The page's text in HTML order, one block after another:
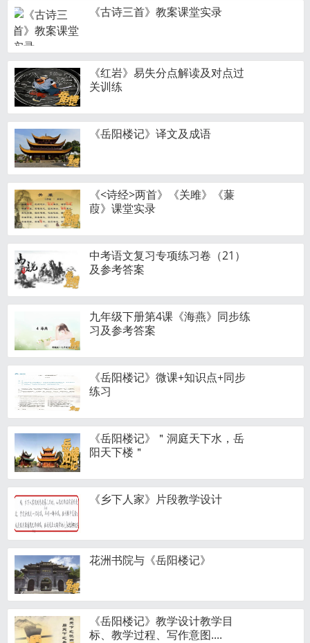
《古诗三首》教案课堂实录
《红岩》易失分点解读及对点过
关训练
《岳阳楼记》译文及成语
《<诗经>两首》《关雎》《蒹
葭》课堂实录
中考语文复习专项练习卷（21）
及参考答案
九年级下册第4课《海燕》同步练
习及参考答案
《岳阳楼记》微课+知识点+同步
练习
《岳阳楼记》＂洞庭天下水，岳
阳天下楼＂
《乡下人家》片段教学设计
花洲书院与《岳阳楼记》
《岳阳楼记》教学设计教学目
标、教学过程、写作意图....